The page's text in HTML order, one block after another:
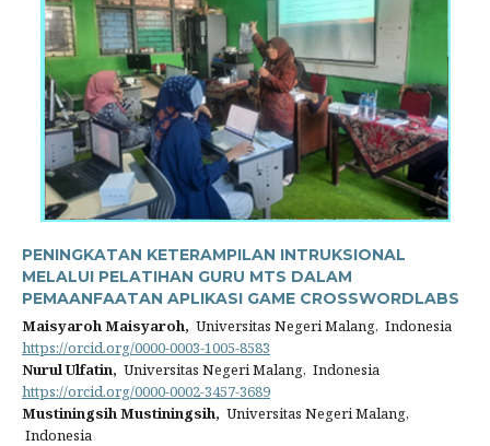
PENINGKATAN KETERAMPILAN INTRUKSIONAL
MELALUI PELATIHAN GURU MTS DALAM
PEMAANFAATAN APLIKASI GAME CROSSWORDLABS
Maisyaroh Maisyaroh, Universitas Negeri Malang, Indonesia
https://orcid.org/0000-0003-1005-8583
Nurul Ulfatin, Universitas Negeri Malang, Indonesia
https://orcid.org/0000-0002-3457-3689
Mustiningsih Mustiningsih, Universitas Negeri Malang,
Indonesia